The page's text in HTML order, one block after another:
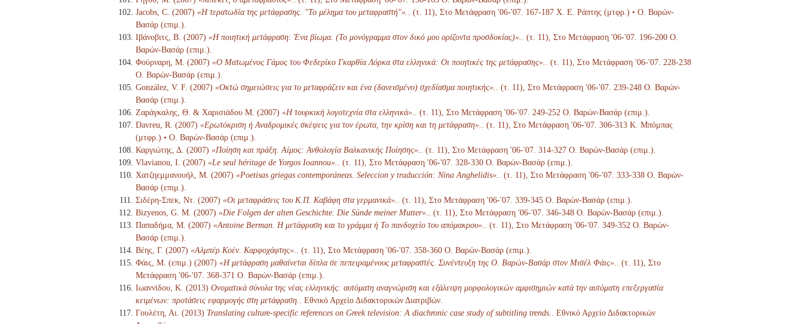
Jacobs, C. (2007) «Η τερατωδία της μετάφρασης. "Το μέλημα του μεταφραστή"».
. (τ. 11), Στο Μετάφραση '06-'07. 167-187 Χ. Ε. Ράπτης (μτφρ.) • Ο. Βαρών-
Βασάρ (επιμ.).
Ιβάνοβιτς, Β. (2007) «Η ποιητική μετάφραση: Ένα βίωμα. (Το μονόγραμμα στον δικό μου ορίζοντα προσδοκίας)».
. (τ. 11), Στο Μετάφραση '06-'07. 196-200 Ο.
Βαρών-Βασάρ (επιμ.).
Φούρναρη, Μ. (2007) «Ο Ματωμένος Γάμος του Φεδερίκο Γκαρθία Λόρκα στα ελληνικά: Οι ποιητικές της μετάφρασης».
. (τ. 11), Στο Μετάφραση '06-'07. 228-238
Ο. Βαρών-Βασάρ (επιμ.).
González, V. F. (2007) «Οκτώ σημειώσεις για το μεταφράζειν και ένα (δανεισμένο) σχεδίασμα ποιητικής».
. (τ. 11), Στο Μετάφραση '06-'07. 239-248 Ο. Βαρών-
Βασάρ (επιμ.).
Ζαράγκαλης, Θ. & Χαρισιάδου Μ. (2007) «Η τουρκική λογοτεχνία στα ελληνικά».
. (τ. 11), Στο Μετάφραση '06-'07. 249-252 Ο. Βαρών-Βασάρ (επιμ.).
Davreu, R. (2007) «Ερωτόκριση ή Αναδρομικές σκέψεις για τον έρωτα, την κρίση και τη μετάφραση».
. (τ. 11), Στο Μετάφραση '06-'07. 306-313 Κ. Μπόμπας
(μτφρ.) • Ο. Βαρών-Βασάρ (επιμ.).
Καργιώτης, Δ. (2007) «Ποίηση και πράξη. Αίμος: Ανθολογία Βαλκανικής Ποίησης».
. (τ. 11), Στο Μετάφραση '06-'07. 314-327 Ο. Βαρών-Βασάρ (επιμ.).
Vlavianou, I. (2007) «Le seul héritage de Yorgos Ioannou».
. (τ. 11), Στο Μετάφραση '06-'07. 328-330 Ο. Βαρών-Βασάρ (επιμ.).
Χατζηεμμανουήλ, Μ. (2007) «Poetisas griegas contemporáneas. Seleccion y traducción: Nina Anghelidis».
. (τ. 11), Στο Μετάφραση '06-'07. 333-338 Ο. Βαρών-
Βασάρ (επιμ.).
Σιδέρη-Σπεκ, Ντ. (2007) «Οι μεταφράσεις του Κ.Π. Καβάφη στα γερμανικά».
. (τ. 11), Στο Μετάφραση '06-'07. 339-345 Ο. Βαρών-Βασάρ (επιμ.).
Bizyenos, G. M. (2007) «Die Folgen der alten Geschichte. Die Sünde meiner Mutter».
. (τ. 11), Στο Μετάφραση '06-'07. 346-348 Ο. Βαρών-Βασάρ (επιμ.).
Παπαδήμα, Μ. (2007) «Antoine Berman. Η μετάφραση και το γράμμα ή Το πανδοχείο του απόμακρου».
. (τ. 11), Στο Μετάφραση '06-'07. 349-352 Ο. Βαρών-
Βασάρ (επιμ.).
Βέης, Γ. (2007) «Αλμπέρ Κοέν. Καρφοχάφτης».
. (τ. 11), Στο Μετάφραση '06-'07. 358-360 Ο. Βαρών-Βασάρ (επιμ.).
Φάις, Μ. (επιμ.) (2007) «Η μετάφραση μαθαίνεται δίπλα σε πεπειραμένους μεταφραστές. Συνέντευξη της Ο. Βαρών-Βασάρ στον Μισέλ Φάις».
. (τ. 11), Στο
Μετάφραση '06-'07. 368-371 Ο. Βαρών-Βασάρ (επιμ.).
Ιωαννίδου, Κ. (2013) Ονοματικά σύνολα της νέας ελληνικής: αυτόματη αναγνώριση και εξάλειψη μορφολογικών αμφισημιών κατά την αυτόματη επεξεργασία
κειμένων: προτάσεις εφαρμογής στη μετάφραση.
. Εθνικό Αρχείο Διδακτορικών Διατριβών.
Γουλέτη, Αι. (2013) Translating culture-specific references on Greek television: A diachronic case study of subtitling trends.
. Εθνικό Αρχείο Διδακτορικών